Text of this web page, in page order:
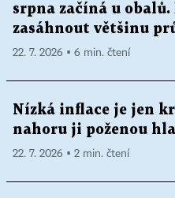
srpna začíná u obalů.
zasáhnout většinu
22. 7. 2026 ▪ 6 min. čtení
Nízká inflace je jen
nahoru ji poženou
22. 7. 2026 ▪ 2 min. čtení